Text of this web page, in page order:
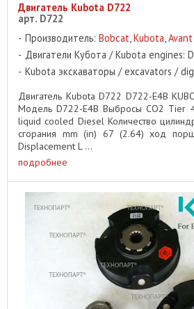
Двигатель Kubota D722
арт. D722
Производитель: Bobcat,Kubota,Avant
Двигатели Кубота / Kubota engines:
Kubota экскаваторы / excavators /
Двигатель Kubota D722 D722-E4B
Модель D722-E4B Выбросы СО2 Tier
liquid cooled Diesel Количество
сгорания mm (in) 67 (2.64) ход
Displacement L ...
подробнее